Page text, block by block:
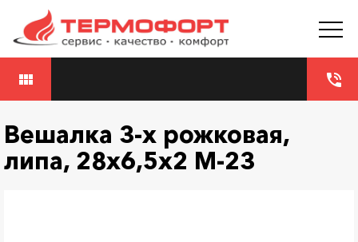
phone_in_talk
view_module
Вешалка 3-х рожковая,
липа, 28х6,5х2 М-23